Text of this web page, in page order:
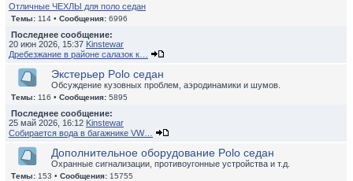
Отличные ЧЕХЛЫ для поло седан
Темы: 114 • Сообщения: 6996
Последнее сообщение:
20 июн 2026, 15:37 Kinstewar
Дребезжание в районе салазок к…
Экстерьер Polo седан
Обсуждение кузовных проблем, аэродинамики и шумов.
Темы: 116 • Сообщения: 5895
Последнее сообщение:
25 май 2026, 16:12 Kinstewar
Собирается вода в багажнике VW…
Дополнительное оборудование Polo седан
Охранные сигнализации, противоугонные устройства и т.д.
Темы: 153 • Сообщения: 15755